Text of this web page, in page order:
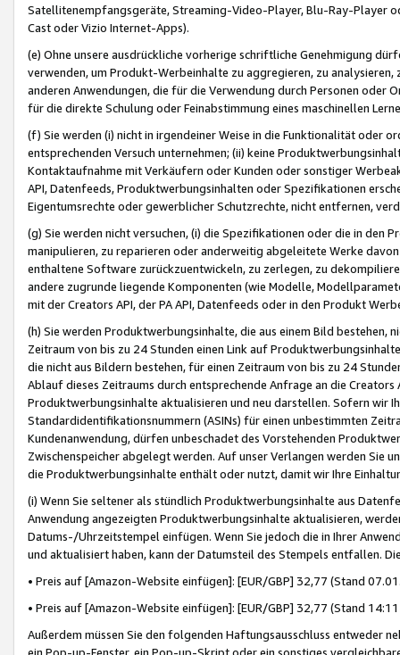
Satellitenempfangsgeräte, Streaming-Video-Player, Blu-Ray-Player
Cast oder Vizio Internet-Apps).
(e) Ohne unsere ausdrückliche vorherige schriftliche Genehmigung
verwenden, um Produkt-Werbeinhalte zu aggregieren, zu
anderen Anwendungen, die für die Verwendung durch Personen
für die direkte Schulung oder Feinabstimmung eines maschinellen
(f) Sie werden (i) nicht in irgendeiner Weise in die Funktionalität oder
entsprechenden Versuch unternehmen; (ii) keine
Kontaktaufnahme mit Verkäufern oder Kunden oder sonstiger
API, Datenfeeds, Produktwerbungsinhalten oder Spezifikationen
Eigentumsrechte oder gewerblicher Schutzrechte, nicht entfernen,
(g) Sie werden nicht versuchen, (i) die Spezifikationen oder die in
manipulieren, zu reparieren oder anderweitig abgeleitete Werke
enthaltene Software zurückzuentwickeln, zu zerlegen, zu
andere zugrunde liegende Komponenten (wie Modelle,
mit der Creators API, der PA API, Datenfeeds oder in den Produkt
(h) Sie werden Produktwerbungsinhalte, die aus einem Bild bestehen,
Zeitraum von bis zu 24 Stunden einen Link auf
die nicht aus Bildern bestehen, für einen Zeitraum von bis zu 24
Ablauf dieses Zeitraums durch entsprechende Anfrage an die
Produktwerbungsinhalte aktualisieren und neu darstellen. Sofern wir
Standardidentifikationsnummern (ASINs) für einen unbestimmten
Kundenanwendung, dürfen unbeschadet des Vorstehenden
Zwischenspeicher abgelegt werden. Auf unser Verlangen werden Sie
die Produktwerbungsinhalte enthält oder nutzt, damit wir Ihre
(i) Wenn Sie seltener als stündlich Produktwerbungsinhalte aus
Anwendung angezeigten Produktwerbungsinhalte aktualisieren,
Datums-/Uhrzeitstempel einfügen. Wenn Sie jedoch die in Ihrer
und aktualisiert haben, kann der Datumsteil des Stempels entfallen.
• Preis auf [Amazon-Website einfügen]: [EUR/GBP] 32,77 (Stand
• Preis auf [Amazon-Website einfügen]: [EUR/GBP] 32,77 (Stand
Außerdem müssen Sie den folgenden Haftungsausschluss entweder
ein Pop-up-Fenster, ein Pop-up-Skript oder ein sonstiges